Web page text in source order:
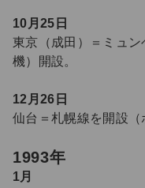
10月25日
東京（成田）＝ミュ
機）開設。
12月26日
仙台＝札幌線を開設（
1993年
1月